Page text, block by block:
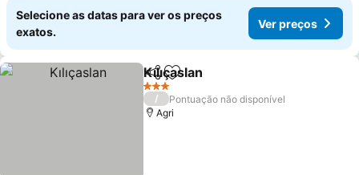
Selecione as datas para ver os preços
exatos.
Ver preços
PartilharAdicionar aos favoritos
Kılıçaslan
3 Estrelas
/
Pontuação não disponível
Agri